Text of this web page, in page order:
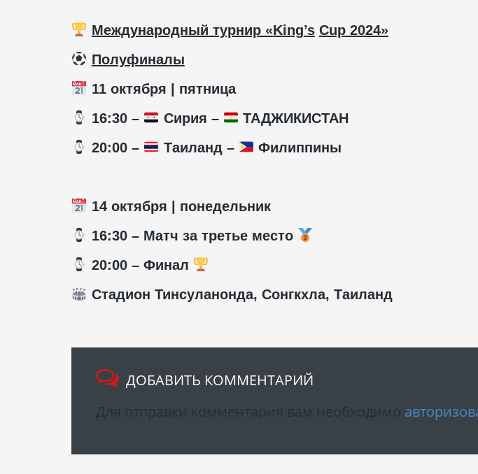
Международный турнир «King’s Cup2024»
Полуфиналы
11 октября | пятница
️ 16:30 –
Сирия –
ТАДЖИКИСТАН
️ 20:00 –
Таиланд – Филиппины
14 октября | понедельник
16:30 – Матч за третье место
️ 20:00 – Финал
Стадион Тинсуланонда, Сонгкхла, Таиланд
ДОБАВИТЬ КОММЕНТАРИЙ